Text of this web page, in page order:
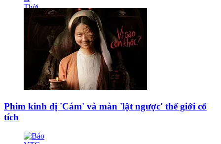
Phim kinh dị 'Cám' và màn 'lật ngược' thế giới cổ
tích